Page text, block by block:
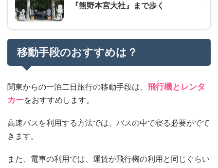
『熊野本宮大社』まで歩く
移動手段のおすすめは？
関東からの一泊二日旅行の移動手段は、 飛行機とレンタ
カーをおすすめします。
高速バスを利用する方法では、バスの中で寝る必要がでて
きます。
また、電車の利用では、運賃が飛行機の利用と同じぐらい